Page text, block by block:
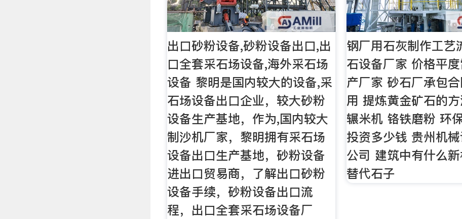
出口砂粉设备,砂粉设备出口,出
口全套采石场设备,海外采石场
设备 黎明是国内较大的设备,采
石场设备出口企业，较大砂粉
设备生产基地，作为,国内较大
制沙机厂家，黎明拥有采石场
设备出口生产基地，砂粉设备
进出口贸易商，了解出口砂粉
设备手续，砂粉设备出口流
程，出口全套采石场设备厂
钢厂用石灰制作工
石设备厂家 价格平
产厂家 砂石厂承包
用 提炼黄金矿石的
辗米机 铬铁磨粉 环
投资多少钱 贵州机
公司 建筑中有什么
替代石子